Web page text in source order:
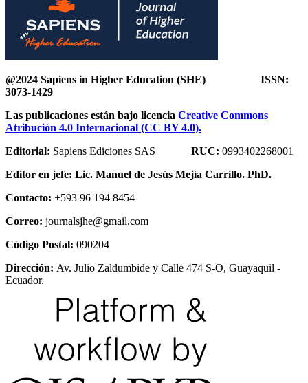
@2024 Sapiens in Higher Education (SHE) ISSN:
3073-1429
Las publicaciones están bajo licencia Creative Commons
Atribución 4.0 Internacional (CC BY 4.0).
Editorial: Sapiens Ediciones SAS RUC: 0993402268001
Editor en jefe: Lic. Manuel de Jesús Mejía Carrillo. PhD.
Contacto: +593 96 194 8454
Correo: journalsjhe@gmail.com
Código Postal: 090204
Dirección: Av. Julio Zaldumbide y Calle 474 S-O, Guayaquil -
Ecuador.